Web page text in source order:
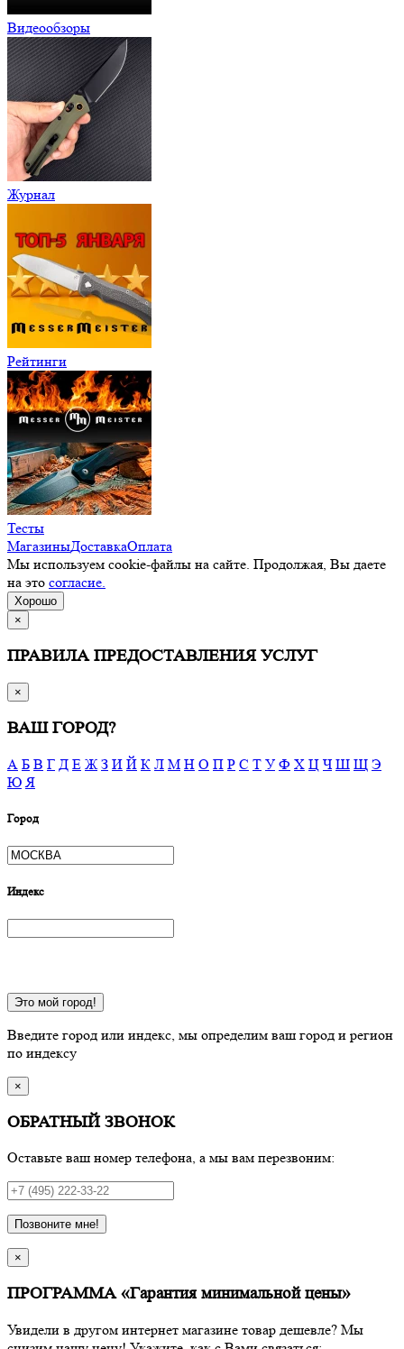
Видеообзоры
Журнал
Рейтинги
Тесты
МагазиныДоставкаОплата
Мы используем cookie-файлы на сайте. Продолжая, Вы даете
на это согласие.
Хорошо
×
ПРАВИЛА ПРЕДОСТАВЛЕНИЯ УСЛУГ
×
ВАШ ГОРОД?
А Б В Г Д Е Ж З И Й К Л М Н О П Р С Т У Ф Х Ц Ч Ш Щ Э
Ю Я
Город
Индекс
Это мой город!
Введите город или индекс, мы определим ваш город и регион
по индексу
×
ОБРАТНЫЙ ЗВОНОК
Оставьте ваш номер телефона, а мы вам перезвоним:
Позвоните мне!
×
ПРОГРАММА «Гарантия минимальной цены»
Увидели в другом интернет магазине товар дешевле? Мы